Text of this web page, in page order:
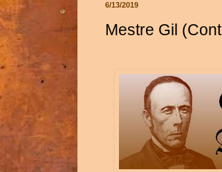
6/13/2019
Mestre Gil